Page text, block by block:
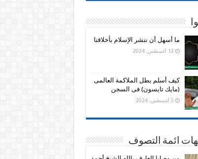
ما أسهل أن ننشر الإسلام بأخلاقنا
12 أغسطس، 2024
كيف أسلم بطل الملاكمة العالمى
(مايك تايسون) فى السجن
5 أغسطس، 2024
ائمة التصوف